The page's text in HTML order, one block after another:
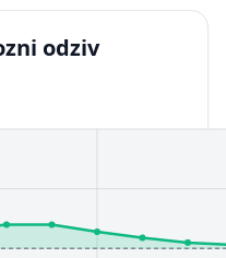
odziv